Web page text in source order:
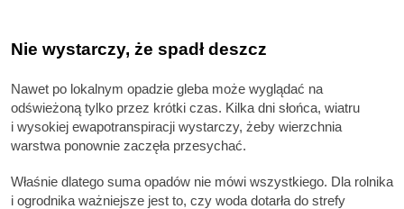
Nie wystarczy, że spadł deszcz
Nawet po lokalnym opadzie gleba może wyglądać na
odświeżoną tylko przez krótki czas. Kilka dni słońca, wiatru
i wysokiej ewapotranspiracji wystarczy, żeby wierzchnia
warstwa ponownie zaczęła przesychać.
Właśnie dlatego suma opadów nie mówi wszystkiego. Dla rolnika
i ogrodnika ważniejsze jest to, czy woda dotarła do strefy